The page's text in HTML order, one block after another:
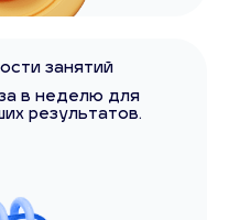
занятий
в неделю для
результатов.